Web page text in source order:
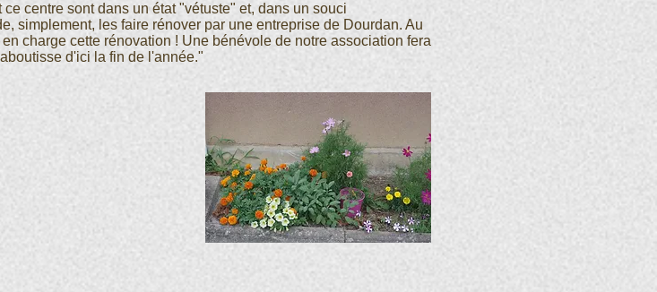
centre sont dans un état "vétuste" et, dans un souci
simplement, les faire rénover par une entreprise de Dourdan. Au
charge cette rénovation ! Une bénévole de notre association fera
d'ici la fin de l'année."